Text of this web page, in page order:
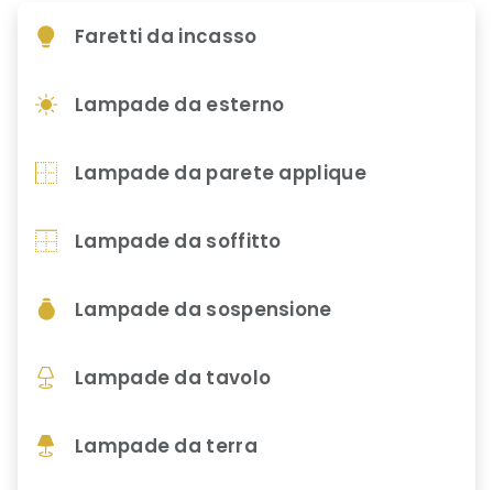
Faretti da incasso
Lampade da esterno
Lampade da parete applique
Lampade da soffitto
Lampade da sospensione
Lampade da tavolo
Lampade da terra